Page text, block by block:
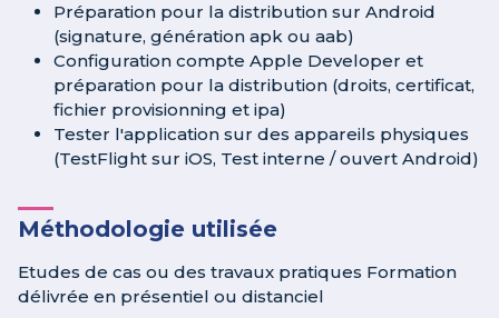
Préparation pour la distribution sur Android
(signature, génération apk ou aab)
Configuration compte Apple Developer et
préparation pour la distribution (droits, certificat,
fichier provisionning et ipa)
Tester l'application sur des appareils physiques
(TestFlight sur iOS, Test interne / ouvert Android)
Méthodologie utilisée
Etudes de cas ou des travaux pratiques Formation
délivrée en présentiel ou distanciel